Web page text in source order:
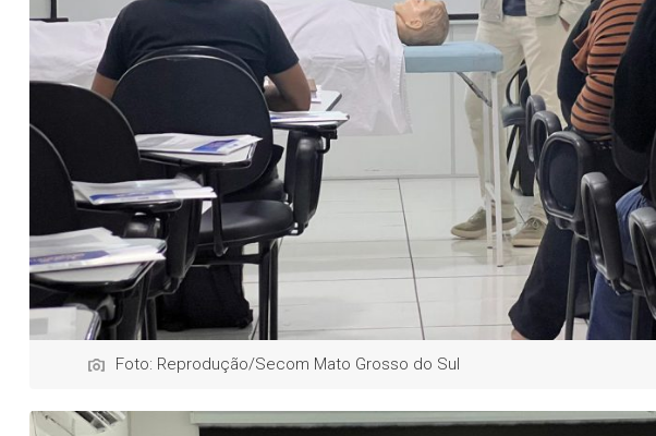
Foto: Reprodução/Secom Mato Grosso do Sul